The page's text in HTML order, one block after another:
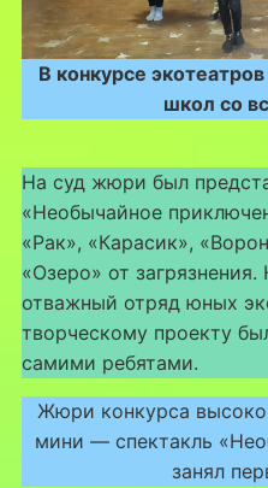
В конкурсе
школ со
На суд жюри был
«Необычайное
«Рак», «Карасик»,
«Озеро» от
отважный отряд юных
творческому проекту
самими ребятами.
Жюри конкурса высоко
мини — спектакль
занял